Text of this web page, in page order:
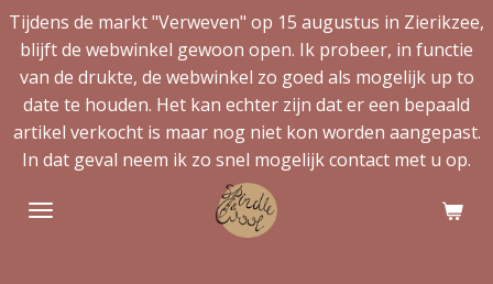
Ga
direct
naar
de
hoofdinhoud
Tijdens de markt "Verweven" op 15 augustus in Zierikzee,
blijft de webwinkel gewoon open. Ik probeer, in functie
van de drukte, de webwinkel zo goed als mogelijk up to
date te houden. Het kan echter zijn dat er een bepaald
artikel verkocht is maar nog niet kon worden aangepast.
In dat geval neem ik zo snel mogelijk contact met u op.